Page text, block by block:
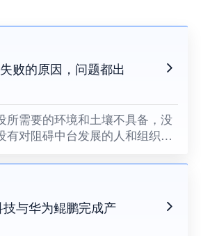
败的原因，问题都出
所需要的环境和土壤不具备，没
有对阻碍中台发展的人和组织提
地成长。
与华为鲲鹏完成产